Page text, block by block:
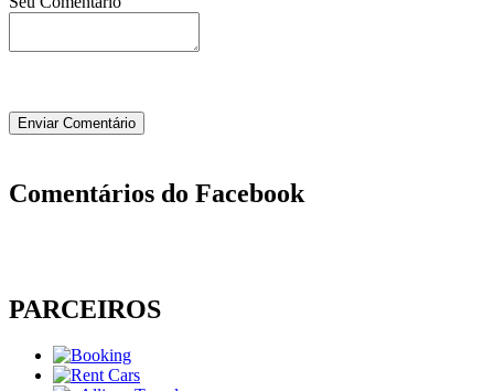
Comentários do Facebook
PARCEIROS